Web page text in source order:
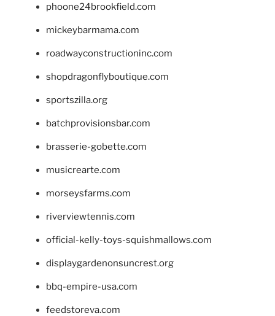
phoone24brookfield.com
mickeybarmama.com
roadwayconstructioninc.com
shopdragonflyboutique.com
sportszilla.org
batchprovisionsbar.com
brasserie-gobette.com
musicrearte.com
morseysfarms.com
riverviewtennis.com
official-kelly-toys-squishmallows.com
displaygardenonsuncrest.org
bbq-empire-usa.com
feedstoreva.com